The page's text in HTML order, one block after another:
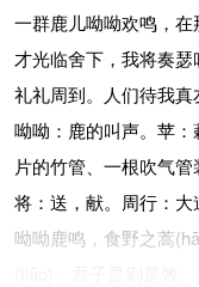
一群鹿儿呦呦欢鸣，
才光临舍下，我将奏
礼礼周到。人们待我真
呦呦：鹿的叫声。苹
片的竹管、一根吹气
将：送，献。周行：大
呦呦鹿鸣，食野之蒿
，君子是则是效